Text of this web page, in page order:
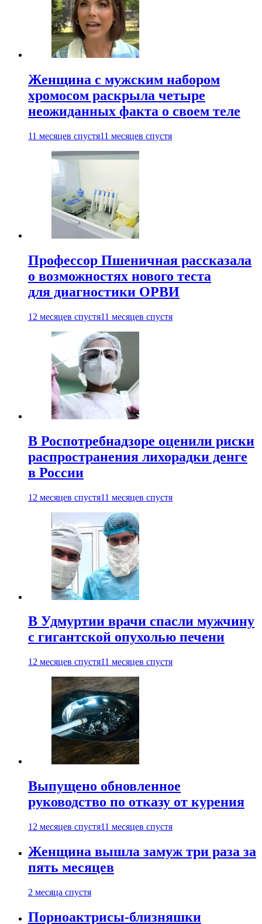
Женщина с мужским набором
хромосом раскрыла четыре
неожиданных факта о своем теле
11 месяцев спустя11 месяцев спустя
Профессор Пшеничная рассказала
о возможностях нового теста
для диагностики ОРВИ
12 месяцев спустя11 месяцев спустя
В Роспотребнадзоре оценили риски
распространения лихорадки денге
в России
12 месяцев спустя11 месяцев спустя
В Удмуртии врачи спасли мужчину
с гигантской опухолью печени
12 месяцев спустя11 месяцев спустя
Выпущено обновленное
руководство по отказу от курения
12 месяцев спустя11 месяцев спустя
Женщина вышла замуж три раза за
пять месяцев
2 месяца спустя
Порноактрисы-близняшки